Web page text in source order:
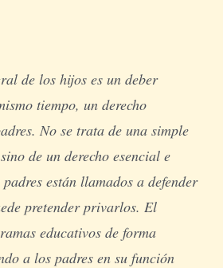
de los hijos es un deber
tiempo, un derecho
No se trata de una simple
de un derecho esencial e
están llamados a defender
pretender privarlos. El
educativos de forma
a los padres en su función